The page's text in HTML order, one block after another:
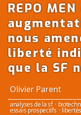
REPO
nous
liberté
que la SF
Olivier Parent
analyses de la sf ·
essais prospectifs ·